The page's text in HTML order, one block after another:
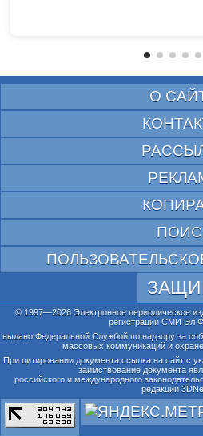
О
© 1997—2026 Электронное периодическое
регистрации СМИ Эл
выдано Федеральной Службой по надзору за
массовых коммуникаций и охране
При цитировании документа ссылка на сайт с
заимствование документа
российского и международного
редакции